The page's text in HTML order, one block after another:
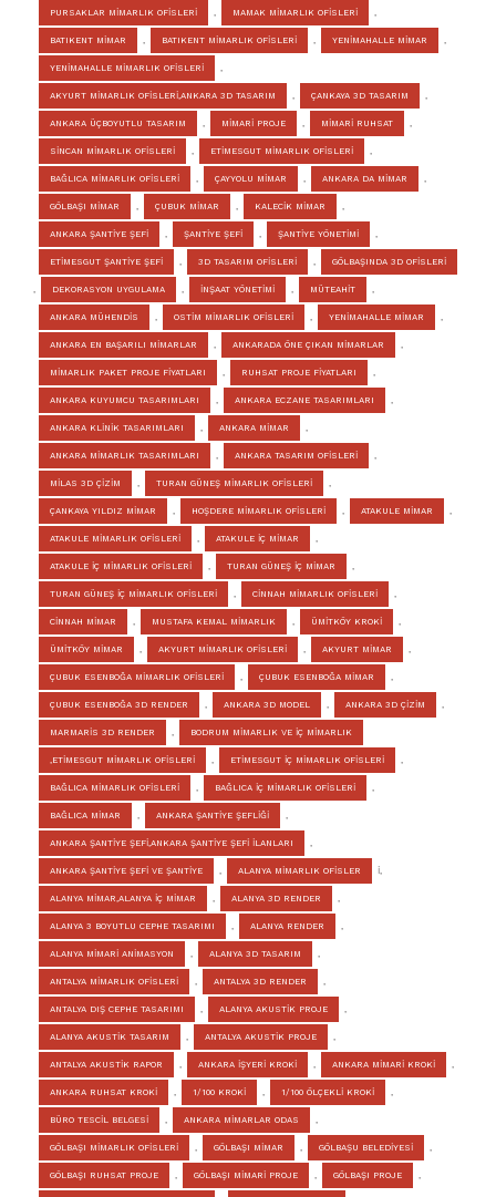
PURSAKLAR MİMARLIK OFİSLERİ , MAMAK MİMARLIK OFİSLERİ ,
BATIKENT MİMAR , BATIKENT MİMARLIK OFİSLERİ , YENİMAHALLE MİMAR ,
YENİMAHALLE MİMARLIK OFİSLERİ ,
AKYURT MİMARLIK OFİSLERİ,ANKARA 3D TASARIM , ÇANKAYA 3D TASARIM ,
ANKARA ÜÇBOYUTLU TASARIM , MİMARİ PROJE , MİMARİ RUHSAT ,
SİNCAN MİMARLIK OFİSLERİ , ETİMESGUT MİMARLIK OFİSLERİ ,
BAĞLICA MİMARLIK OFİSLERİ , ÇAYYOLU MİMAR , ANKARA DA MİMAR ,
GÖLBAŞI MİMAR , ÇUBUK MİMAR , KALECİK MİMAR ,
ANKARA ŞANTİYE ŞEFİ , ŞANTİYE ŞEFİ , ŞANTİYE YÖNETİMİ ,
ETİMESGUT ŞANTİYE ŞEFİ , 3D TASARIM OFİSLERİ , GÖLBAŞINDA 3D OFİSLERİ
, DEKORASYON UYGULAMA , İNŞAAT YÖNETİMİ , MÜTEAHİT ,
ANKARA MÜHENDİS , OSTİM MİMARLIK OFİSLERİ , YENİMAHALLE MİMAR ,
ANKARA EN BAŞARILI MİMARLAR , ANKARADA ÖNE ÇIKAN MİMARLAR ,
MİMARLIK PAKET PROJE FİYATLARI , RUHSAT PROJE FİYATLARI ,
ANKARA KUYUMCU TASARIMLARI , ANKARA ECZANE TASARIMLARI ,
ANKARA KLİNİK TASARIMLARI , ANKARA MİMAR ,
ANKARA MİMARLIK TASARIMLARI , ANKARA TASARIM OFİSLERİ ,
MİLAS 3D ÇİZİM , TURAN GÜNEŞ MİMARLIK OFİSLERİ ,
ÇANKAYA YILDIZ MİMAR , HOŞDERE MİMARLIK OFİSLERİ , ATAKULE MİMAR ,
ATAKULE MİMARLIK OFİSLERİ , ATAKULE İÇ MİMAR ,
ATAKULE İÇ MİMARLIK OFİSLERİ , TURAN GÜNEŞ İÇ MİMAR ,
TURAN GÜNEŞ İÇ MİMARLIK OFİSLERİ , CİNNAH MİMARLIK OFİSLERİ ,
CİNNAH MİMAR , MUSTAFA KEMAL MİMARLIK , ÜMİTKÖY KROKİ ,
ÜMİTKÖY MİMAR , AKYURT MİMARLIK OFİSLERİ , AKYURT MİMAR ,
ÇUBUK ESENBOĞA MİMARLIK OFİSLERİ , ÇUBUK ESENBOĞA MİMAR ,
ÇUBUK ESENBOĞA 3D RENDER , ANKARA 3D MODEL , ANKARA 3D ÇİZİM ,
MARMARİS 3D RENDER , BODRUM MİMARLIK VE İÇ MİMARLIK
,ETİMESGUT MİMARLIK OFİSLERİ , ETİMESGUT İÇ MİMARLIK OFİSLERİ ,
BAĞLICA MİMARLIK OFİSLERİ , BAĞLICA İÇ MİMARLIK OFİSLERİ ,
BAĞLICA MİMAR , ANKARA ŞANTİYE ŞEFLİĞİ ,
ANKARA ŞANTİYE ŞEFİ,ANKARA ŞANTİYE ŞEFİ İLANLARI ,
ANKARA ŞANTİYE ŞEFİ VE ŞANTİYE , ALANYA MİMARLIK OFİSLER İ,
ALANYA MİMAR,ALANYA İÇ MİMAR , ALANYA 3D RENDER ,
ALANYA 3 BOYUTLU CEPHE TASARIMI , ALANYA RENDER ,
ALANYA MİMARİ ANİMASYON , ALANYA 3D TASARIM ,
ANTALYA MİMARLIK OFİSLERİ , ANTALYA 3D RENDER ,
ANTALYA DIŞ CEPHE TASARIMI , ALANYA AKUSTİK PROJE ,
ALANYA AKUSTİK TASARIM , ANTALYA AKUSTİK PROJE ,
ANTALYA AKUSTİK RAPOR , ANKARA İŞYERİ KROKİ , ANKARA MİMARİ KROKİ ,
ANKARA RUHSAT KROKİ , 1/100 KROKİ , 1/100 ÖLÇEKLİ KROKİ ,
BÜRO TESCİL BELGESİ , ANKARA MİMARLAR ODAS ,
GÖLBAŞI MİMARLIK OFİSLERİ , GÖLBAŞI MİMAR , GÖLBAŞU BELEDİYESİ ,
GÖLBAŞI RUHSAT PROJE , GÖLBAŞI MİMARİ PROJE , GÖLBAŞI PROJE ,